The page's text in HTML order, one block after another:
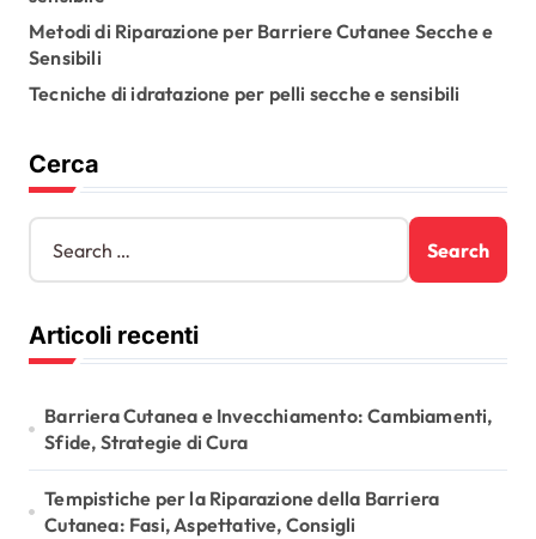
t
i
Metodi di Riparazione per Barriere Cutanee Secche e
Sensibili
Tecniche di idratazione per pelli secche e sensibili
Cerca
S
a
c
h
r
:
Articoli recenti
Barriera Cutanea e Invecchiamento: Cambiamenti,
Sfide, Strategie di Cura
Tempistiche per la Riparazione della Barriera
Cutanea: Fasi, Aspettative, Consigli